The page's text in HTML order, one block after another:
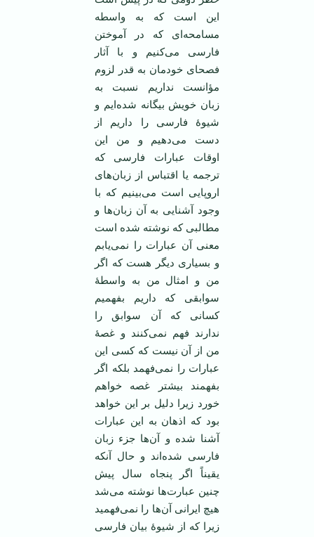
این است که به واسطه
مسامحه‌ای که در آموختن
فارسی می‌کنیم و با آثار
فصحای خودمان به قدر لزوم
مؤانست نداریم نسبت به
زبان خویش بیگانه شده‌ایم و
شیوۀ فارسی را داریم از
دست می‌دهیم و من این
اوقات عبارات فارسی که
ترجمه یا اقتباس از زبان‌های
اروپایی است می‌بینیم که با
وجود آشنایی به آن زبان‌ها و
مطالبی که نوشته شده است
معنی آن عبارات را نمی‌یابم
و بسیاری دیگر هست که اگر
من و امثال من به واسطۀ
سوابقی که داریم بفهمیم
کسانی که آن سوابق را
ندارند فهم نمی‌کنند و غصۀ
من از آن نیست که کسی این
عبارات را نمی‌فهمد بلکه اگر
بفهمند بیشتر غصه خواهم
خورد زیرا دلیل بر این خواهد
بود که اذهان به این عبارات
آشنا شده و آن‌ها جزء زبان
فارسی شده‌اند و حال آنکه
یقیناً اگر پنجاه سال پیش
چنین عبارت‌ها نوشته می‌شد
هیچ ایرانی آن‌ها را نمی‌فهمید
زیرا که از شیوۀ بیان فارسی